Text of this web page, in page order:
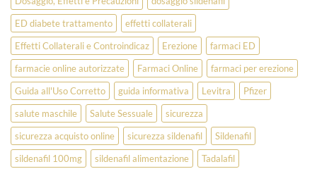
ED diabete trattamento
effetti collaterali
Effetti Collaterali e Controindicaz
Erezione
farmaci ED
farmacie online autorizzate
Farmaci Online
farmaci per erezione
Guida all'Uso Corretto
guida informativa Levitra
Pfizer
salute maschile
Salute Sessuale
sicurezza
sicurezza acquisto online
sicurezza sildenafil
Sildenafil
sildenafil 100mg
sildenafil alimentazione Tadalafil